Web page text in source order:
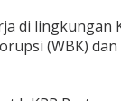
di lingkungan
(WBK)